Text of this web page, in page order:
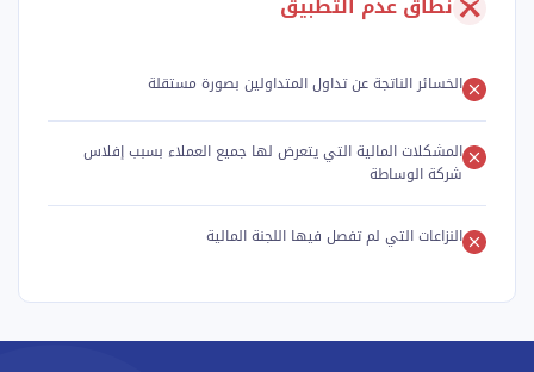
الخسائر الناتجة عن تداول المتداولين بصورة مستقلة
المشكلات المالية التي يتعرض لها جميع العملاء بسبب إفلاس
شركة الوساطة
النزاعات التي لم تفصل فيها اللجنة المالية